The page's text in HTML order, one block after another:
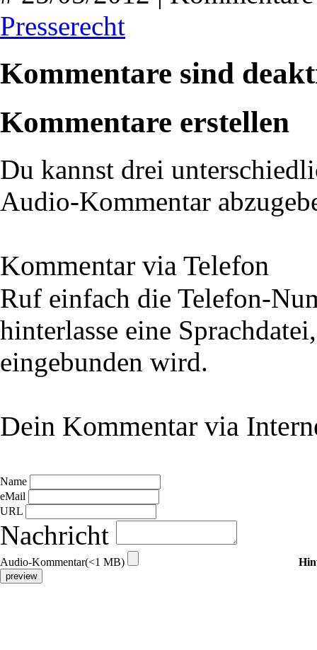
Presserecht
Kommentare sind
Kommentare erstellen
Du kannst drei
Audio-Kommentar
Kommentar via Telefon
Ruf einfach die Telefon-
hinterlasse eine
eingebunden wird.
Dein Kommentar via
Name
eMail
URL
Nachricht
Audio-Kommentar(<1 MB)